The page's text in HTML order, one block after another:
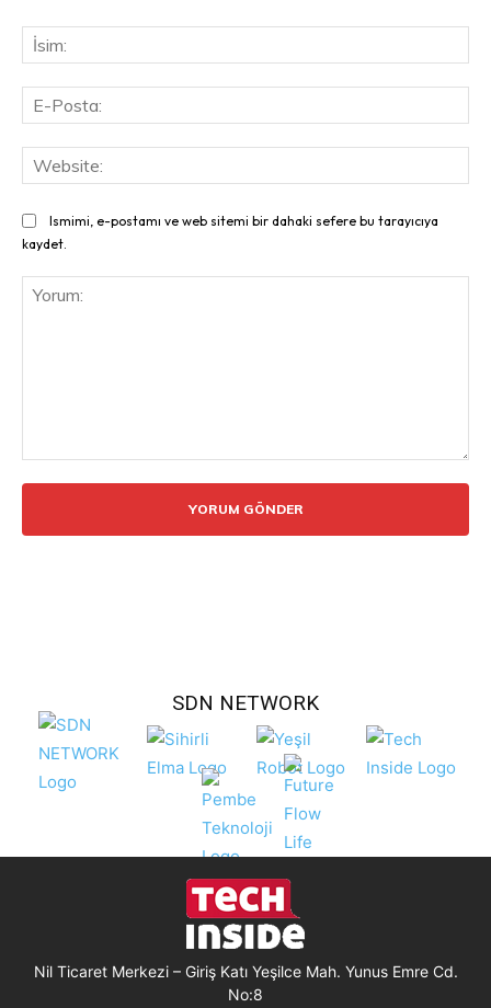
Ismimi, e-postamı ve web sitemi bir dahaki sefere bu tarayıcıya
kaydet.
SDN NETWORK
Nil Ticaret Merkezi – Giriş Katı Yeşilce Mah. Yunus Emre Cd.
No:8